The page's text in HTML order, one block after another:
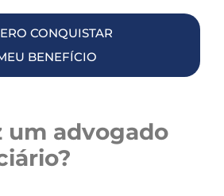
CONQUISTAR
BENEFÍCIO
um advogado